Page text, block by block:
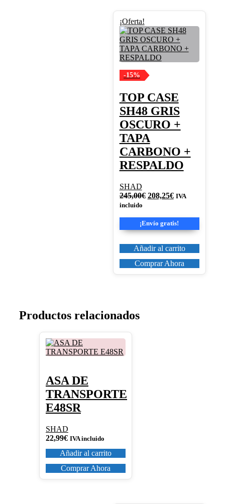
¡Oferta!
-15%
TOP CASE
SH48 GRIS
OSCURO +
TAPA
CARBONO +
RESPALDO
SHAD
245,00€ El
era:
245,00€.
208,25€El
es:
208,25€.
IVA
incluido
¡Envío gratis!
Añadir al carrito
Comprar Ahora
Productos relacionados
ASA DE
TRANSPORTE
E48SR
SHAD
22,99€ IVA incluido
Añadir al carrito
Comprar Ahora